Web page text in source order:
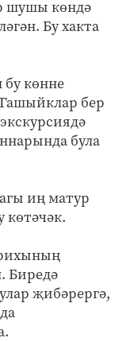
шушы көндә
Бу хакта
бу көнне
бер
була
иң матур
көтәчәк.
Биредә
җибәрергә,